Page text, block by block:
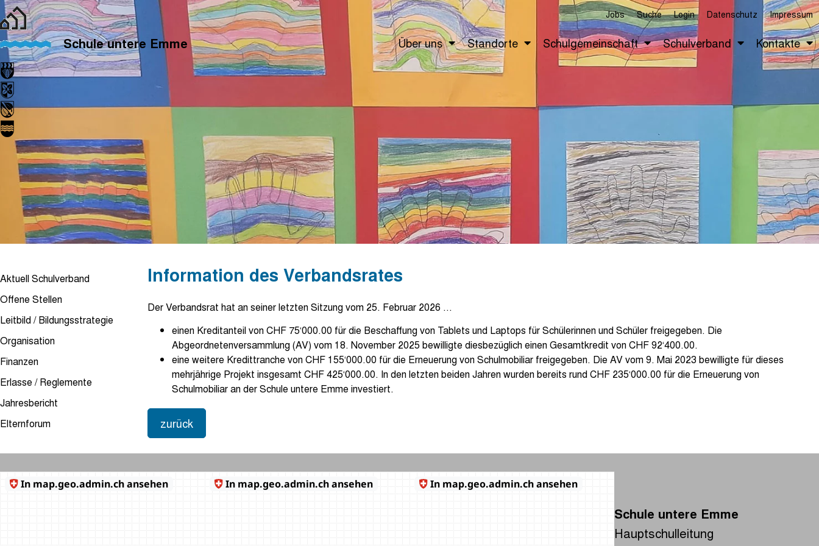
Schule untere Emme
Jobs Suche Login Datenschutz Impressum
Über uns Standorte Schulgemeinschaft Schulverband Kontakte
Aktuell Schulverband
Offene Stellen
Leitbild / Bildungsstrategie
Organisation
Finanzen
Erlasse / Reglemente
Jahresbericht
Elternforum
Information des Verbandsrates
Der Verbandsrat hat an seiner letzten Sitzung vom 25. Februar 2026 …
einen Kreditanteil von CHF 75‘000.00 für die Beschaffung von Tablets und Laptops für Schülerinnen und Schüler freigegeben. Die
Abgeordnetenversammlung (AV) vom 18. November 2025 bewilligte diesbezüglich einen Gesamtkredit von CHF 92‘400.00.
eine weitere Kredittranche von CHF 155‘000.00 für die Erneuerung von Schulmobiliar freigegeben. Die AV vom 9. Mai 2023 bewilligte für dieses
mehrjährige Projekt insgesamt CHF 425‘000.00. In den letzten beiden Jahren wurden bereits rund CHF 235‘000.00 für die Erneuerung von
Schulmobiliar an der Schule untere Emme investiert.
zurück
Schule untere Emme
Hauptschulleitung